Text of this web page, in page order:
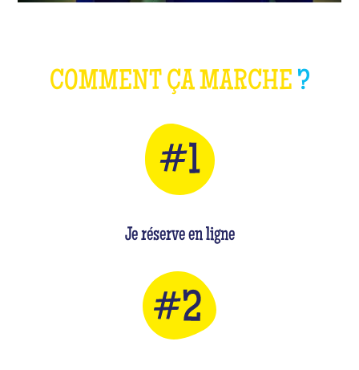
COMMENT ÇA MARCHE ?
Je réserve en ligne